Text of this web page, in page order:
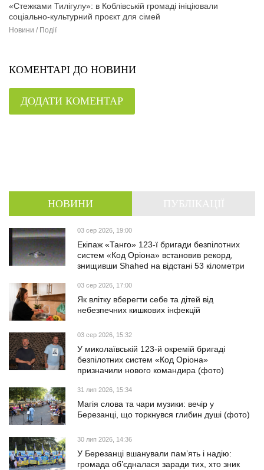
«Стежками Тилігулу»: в Коблівській громаді ініціювали
соціально-культурний проєкт для сімей
Новини / Події
КОМЕНТАРІ ДО НОВИНИ
ДОДАТИ КОМЕНТАР
НОВИНИ
03 сер 2026, 19:00
Екіпаж «Танго» 123-ї бригади безпілотних
систем «Код Оріона» встановив рекорд,
знищивши Shahed на відстані 53 кілометри
03 сер 2026, 17:00
Як влітку вберегти себе та дітей від
небезпечних кишкових інфекцій
03 сер 2026, 15:32
У миколаївській 123-й окремій бригаді
безпілотних систем «Код Оріона»
призначили нового командира (фото)
31 лип 2026, 15:34
Магія слова та чари музики: вечір у
Березанці, що торкнувся глибин душі (фото)
30 лип 2026, 14:36
У Березанці вшанували пам’ять і надію:
громада об’єдналася заради тих, хто зник